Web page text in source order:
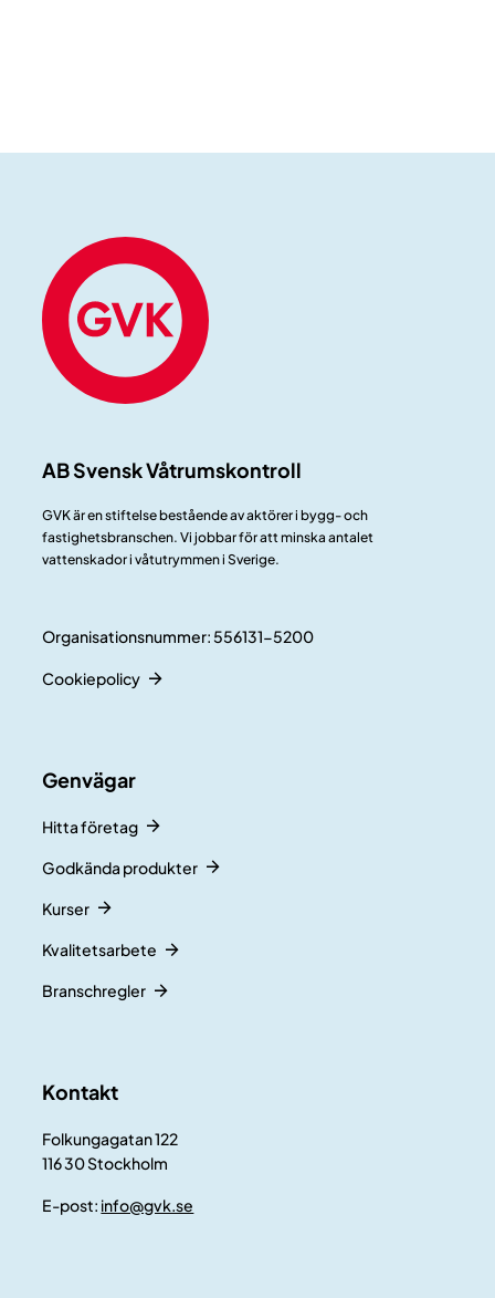
AB Svensk Våtrumskontroll
GVK är en stiftelse bestående av aktörer i bygg- och
fastighetsbranschen. Vi jobbar för att minska antalet
vattenskador i våtutrymmen i Sverige.
Organisationsnummer: 556131-5200
Cookiepolicy
Genvägar
Hitta företag
Godkända produkter
Kurser
Kvalitetsarbete
Branschregler
Kontakt
Folkungagatan 122
116 30 Stockholm
E-post: info@gvk.se